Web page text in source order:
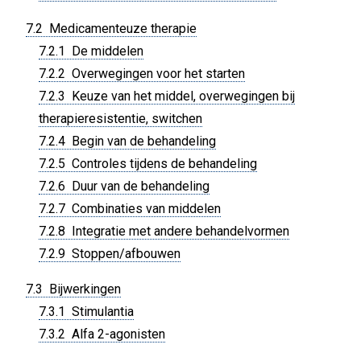
7.2 Medicamenteuze therapie
7.2.1 De middelen
7.2.2 Overwegingen voor het starten
7.2.3 Keuze van het middel, overwegingen bij
therapieresistentie, switchen
7.2.4 Begin van de behandeling
7.2.5 Controles tijdens de behandeling
7.2.6 Duur van de behandeling
7.2.7 Combinaties van middelen
7.2.8 Integratie met andere behandelvormen
7.2.9 Stoppen/afbouwen
7.3 Bijwerkingen
7.3.1 Stimulantia
7.3.2 Alfa 2-agonisten